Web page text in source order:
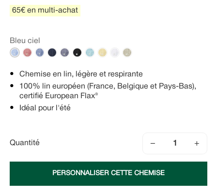
65€ en multi-achat
Bleu ciel
Chemise en lin, légère et respirante
100% lin européen (France, Belgique et Pays-Bas),
certifié European Flax®
Idéal pour l'été
Quantité − +
PERSONNALISER CETTE CHEMISE